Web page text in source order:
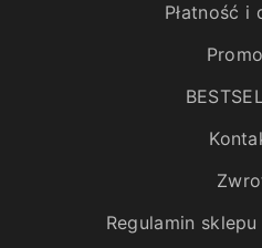
Płatność i
Regulamin